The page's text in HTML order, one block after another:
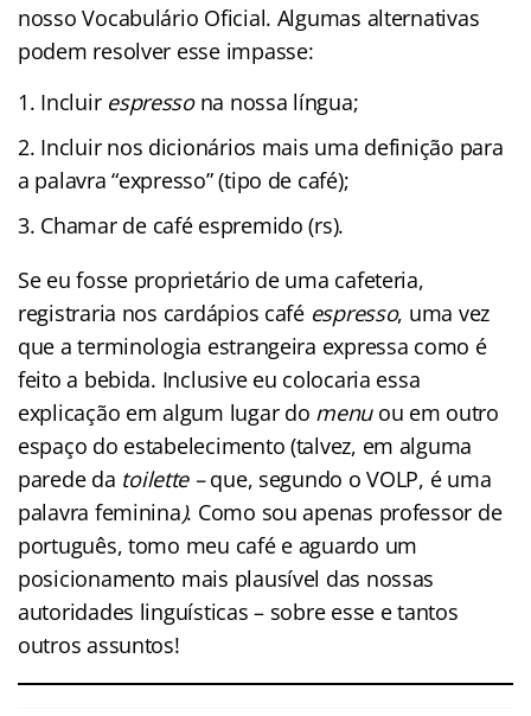
nosso Vocabulário Oficial. Algumas alternativas
podem resolver esse impasse:
Incluir espressona nossa língua;
Incluir nos dicionários mais uma definição para
a palavra “expresso” (tipo de café);
Chamar de café espremido (rs).
Se eu fosse proprietário de uma cafeteria,
registraria nos cardápios café espresso, uma vez
que a terminologia estrangeira expressa como é
feito a bebida. Inclusive eu colocaria essa
explicação em algum lugar do menuou em outro
espaço do estabelecimento (talvez, em alguma
parede da toilette –que, segundo o VOLP, é uma
palavra feminina). Como sou apenas professor de
português, tomo meu café e aguardo um
posicionamento mais plausível das nossas
autoridades linguísticas – sobre esse e tantos
outros assuntos!